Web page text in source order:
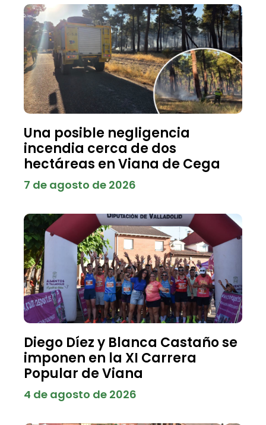
Una posible negligencia
incendia cerca de dos
hectáreas en Viana de Cega
7 de agosto de 2026
Diego Díez y Blanca Castaño se
imponen en la XI Carrera
Popular de Viana
4 de agosto de 2026